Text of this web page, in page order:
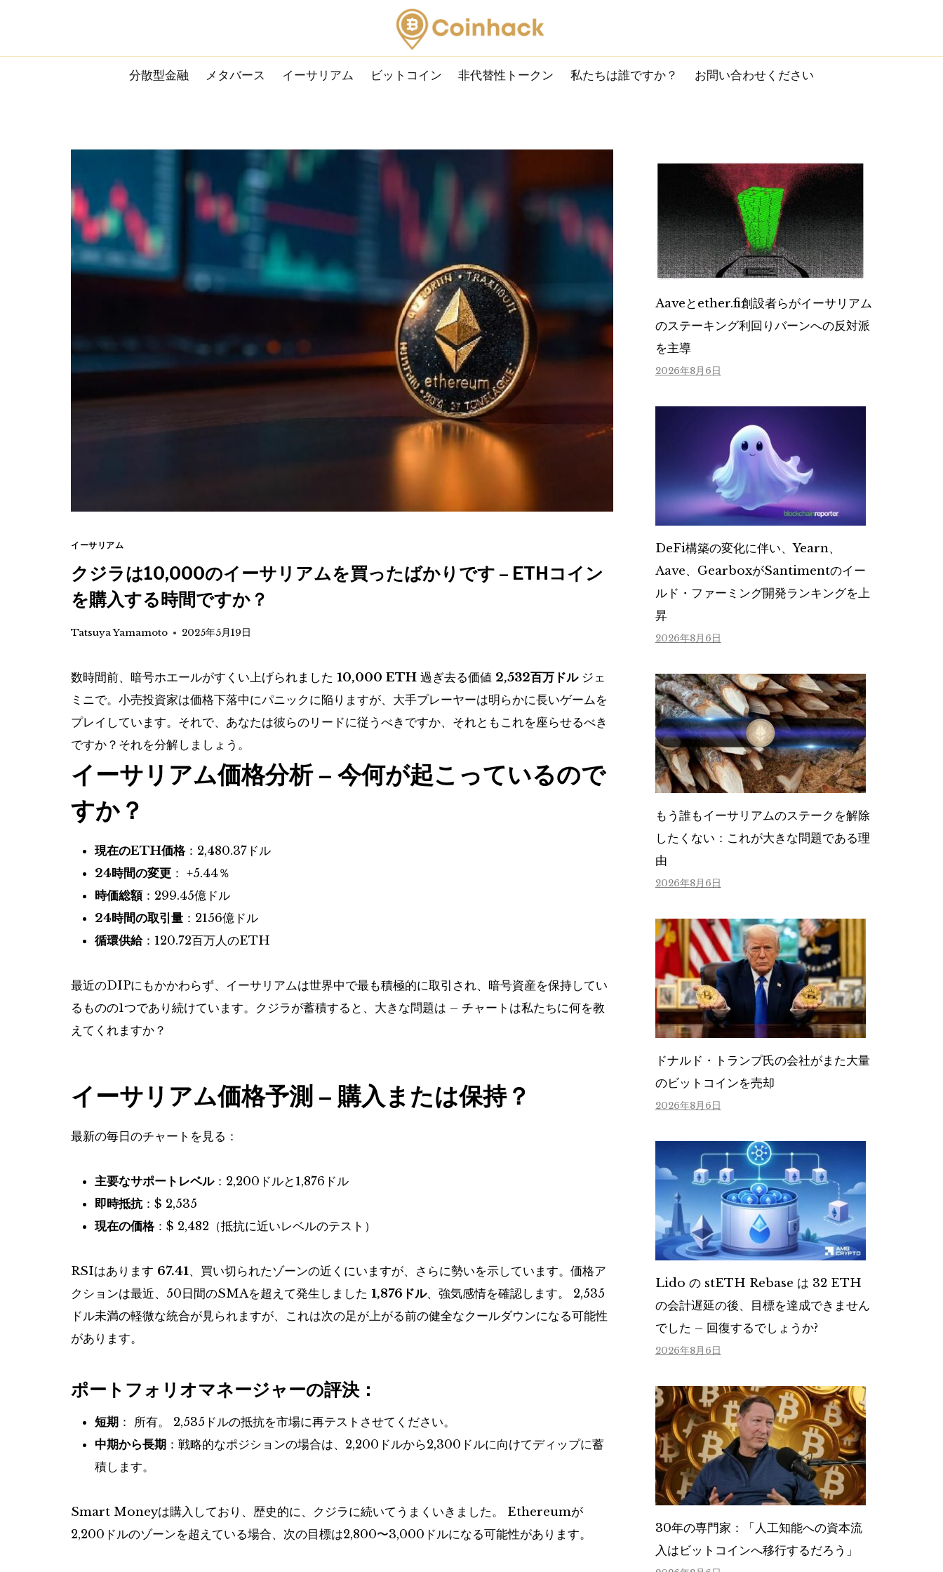
content
分散型金融 メタバース イーサリアム ビットコイン 非代替性トークン 私たちは誰ですか？ お問い合わせください
イーサリアム
クジラは10,000のイーサリアムを買ったばかりです – ETHコイン
を購入する時間ですか？
Tatsuya Yamamoto 2025年5月19日
数時間前、暗号ホエールがすくい上げられました 10,000 ETH 過ぎ去る価値 2,532百万ドルジェ
ミニで。小売投資家は価格下落中にパニックに陥りますが、大手プレーヤーは明らかに長いゲームを
プレイしています。それで、あなたは彼らのリードに従うべきですか、それともこれを座らせるべき
ですか？それを分解しましょう。
イーサリアム価格分析 – 今何が起こっているので
すか？
現在のETH価格：2,480.37ドル
24時間の変更 ： +5.44％
時価総額：299.45億ドル
24時間の取引量 ：2156億ドル
循環供給：120.72百万人のETH
最近のDIPにもかかわらず、イーサリアムは世界中で最も積極的に取引され、暗号資産を保持してい
るものの1つであり続けています。クジラが蓄積すると、大きな問題は – チャートは私たちに何を教
えてくれますか？
イーサリアム価格予測 – 購入または保持？
最新の毎日のチャートを見る：
主要なサポートレベル：2,200ドルと1,876ドル
即時抵抗：$ 2,535
現在の価格：$ 2,482（抵抗に近いレベルのテスト）
RSIはあります 67.41、買い切られたゾーンの近くにいますが、さらに勢いを示しています。価格ア
クションは最近、50日間のSMAを超えて発生しました 1,876ドル、強気感情を確認します。 2,535
ドル未満の軽微な統合が見られますが、これは次の足が上がる前の健全なクールダウンになる可能性
があります。
ポートフォリオマネージャーの評決：
短期 ： 所有。 2,535ドルの抵抗を市場に再テストさせてください。
中期から長期 ：戦略的なポジションの場合は、2,200ドルから2,300ドルに向けてディップに蓄
積します。
Smart Moneyは購入しており、歴史的に、クジラに続いてうまくいきました。 Ethereumが
2,200ドルのゾーンを超えている場合、次の目標は2,800〜3,000ドルになる可能性があります。
Aaveとether.fi創設者らがイーサリアム
のステーキング利回りバーンへの反対派
を主導
2026年8月6日
DeFi構築の変化に伴い、Yearn、
Aave、GearboxがSantimentのイー
ルド・ファーミング開発ランキングを上
昇
2026年8月6日
もう誰もイーサリアムのステークを解除
したくない：これが大きな問題である理
由
2026年8月6日
ドナルド・トランプ氏の会社がまた大量
のビットコインを売却
2026年8月6日
Lido の stETH Rebase は 32 ETH
の会計遅延の後、目標を達成できません
でした – 回復するでしょうか?
2026年8月6日
30年の専門家：「人工知能への資本流
入はビットコインへ移行するだろう」